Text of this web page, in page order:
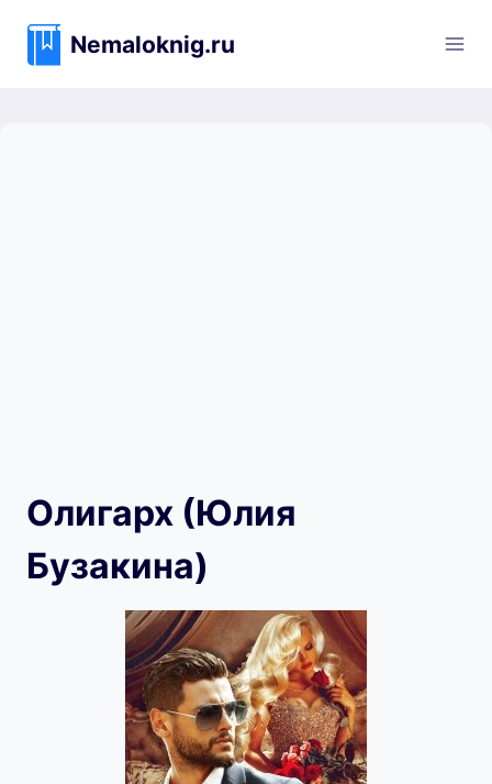
содержимому
Nemaloknig.ru
Олигарх (Юлия
Бузакина)